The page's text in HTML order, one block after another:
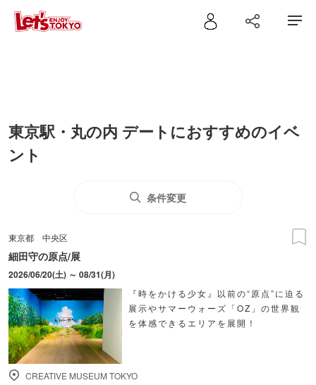
東京駅・丸の内 デートにおすすめのイベ
ント
条件変更
東京都 中央区
細田守の原点/展
2026/06/20(土) ～ 08/31(月)
『時をかける少女』以前の“原点”に迫る
展示やサマーウォーズ「OZ」の世界観
を体感できるエリアを展開！
CREATIVE MUSEUM TOKYO